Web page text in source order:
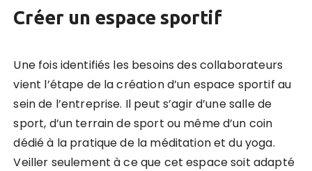
Créer un espace sportif
Une fois identifiés les besoins des collaborateurs
vient l’étape de la création d’un espace sportif au
sein de l’entreprise. Il peut s’agir d’une salle de
sport, d’un terrain de sport ou même d’un coin
dédié à la pratique de la méditation et du yoga.
Veiller seulement à ce que cet espace soit adapté